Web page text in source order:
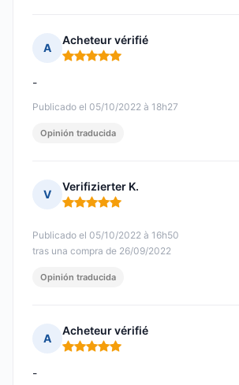
A
Acheteur vérifié
Nota: 5 de 5
Publicado el 05/10/2022 à 18h27
-
Opinión traducida
V
Verifizierter K.
Nota: 5 de 5
Publicado el 05/10/2022 à 16h50
tras una compra de 26/09/2022
Opinión traducida
A
Acheteur vérifié
Nota: 5 de 5
-